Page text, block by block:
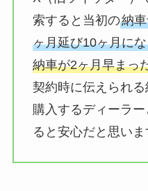
索すると当初の納
ヶ月延び10ヶ月に
納車が2ヶ月早まっ
契約時に伝えられる
購入するディーラ
ると安心だと思いま